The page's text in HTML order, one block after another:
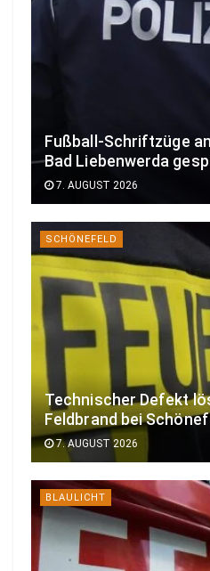
Fußball-Schriftzüge
Bad Liebenwerda
7. AUGUST 2026
SCHÖNEFELD
Technischer Defekt
Feldbrand bei
7. AUGUST 2026
BLAULICHT